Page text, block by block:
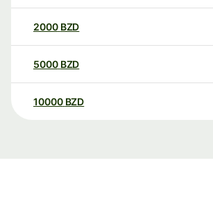
2000 BZD
5000 BZD
10000 BZD